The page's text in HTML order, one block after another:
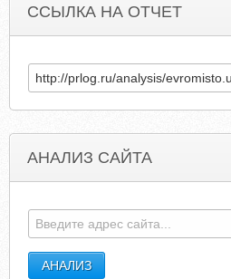
ССЫЛКА НА ОТЧЕТ
АНАЛИЗ САЙТА